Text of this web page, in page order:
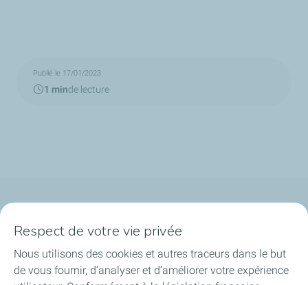
Publié le 17/01/2023
1 minde lecture
Notre ancrage territorial
Financer les entreprises
Respect de votre vie privée
Nous utilisons des cookies et autres traceurs dans le but
de vous fournir, d’analyser et d’améliorer votre expérience